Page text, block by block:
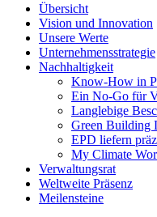
Übersicht
Vision und Innovation
Unsere Werte
Unternehmensstrategie
Nachhaltigkeit
Know-How in
Ein No-Go für
Langlebige
Green Building
EPD liefern
My Climate
Verwaltungsrat
Weltweite Präsenz
Meilensteine